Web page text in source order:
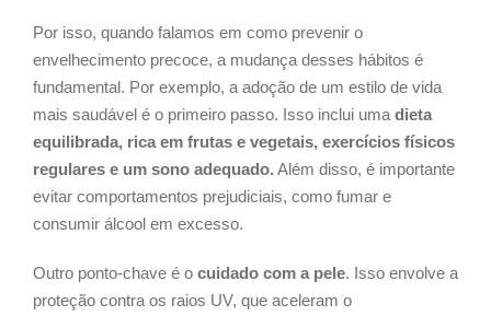
Por isso, quando falamos em como prevenir o
envelhecimento precoce, a mudança desses hábitos é
fundamental. Por exemplo, a adoção de um estilo de vida
mais saudável é o primeiro passo. Isso inclui uma dieta
equilibrada, rica em frutas e vegetais, exercícios físicos
regulares e um sono adequado. Além disso, é importante
evitar comportamentos prejudiciais, como fumar e
consumir álcool em excesso.
Outro ponto-chave é o cuidado com a pele. Isso envolve a
proteção contra os raios UV, que aceleram o